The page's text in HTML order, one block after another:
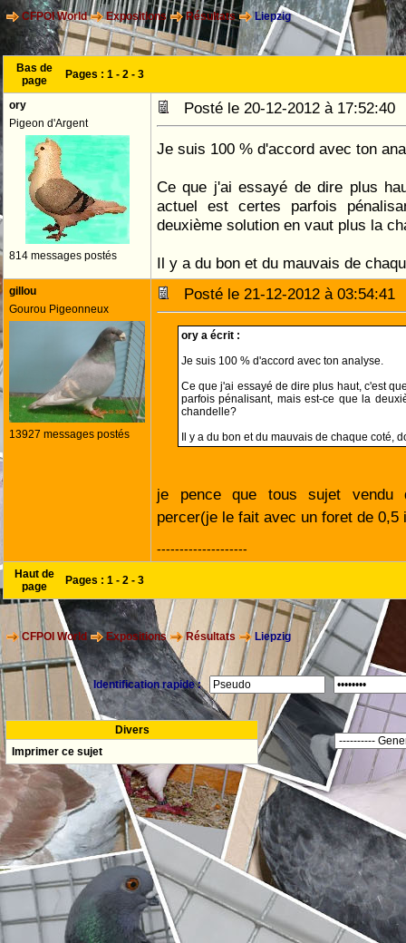
CFPOI World Expositions Résultats Liepzig
Bas de
page
Pages : 1 - 2 - 3
ory
Pigeon d'Argent
814 messages postés
Posté le 20-12-2012 à
Je suis 100 % d'accord avec ton
Ce que j'ai essayé de dire plus
actuel est certes parfois
deuxième solution en vaut plus la
Il y a du bon et du mauvais de
gillou
Gourou Pigeonneux
13927 messages postés
Posté le 21-12-2012 à
ory a écrit :
Je suis 100 % d'accord avec ton analyse.
Ce que j'ai essayé de dire plus haut, c'est
parfois pénalisant, mais est-ce que la
chandelle?
Il y a du bon et du mauvais de chaque coté,
je pence que tous sujet vendu
percer(je le fait avec un foret de
--------------------
Haut de
page
Pages : 1 - 2 - 3
CFPOI World Expositions Résultats Liepzig
Identification rapide :
Divers
Imprimer ce sujet